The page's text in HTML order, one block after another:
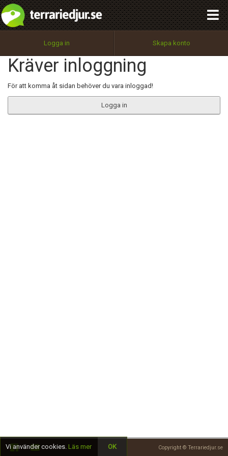
Logga in Skapa konto
Kräver inloggning
För att komma åt sidan behöver du vara inloggad!
Logga in
Copyright © Terrariedjur.se
Utför
100%
OK
integritetspolicy
Namn:
Epost:
Begär nytt lösenord
Tillbaka till förstasidan
Vi använder cookies. Läs mer OK